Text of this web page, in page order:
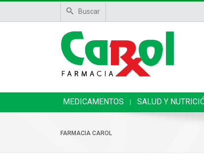
Buscar
MEDICAMENTOS SALUD Y
FARMACIA CAROL